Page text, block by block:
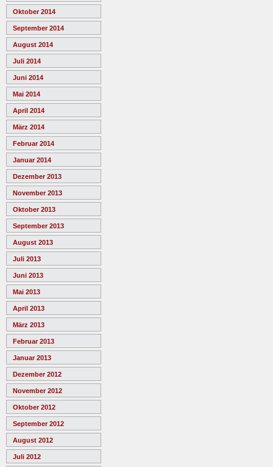
Oktober 2014
September 2014
August 2014
Juli 2014
Juni 2014
Mai 2014
April 2014
März 2014
Februar 2014
Januar 2014
Dezember 2013
November 2013
Oktober 2013
September 2013
August 2013
Juli 2013
Juni 2013
Mai 2013
April 2013
März 2013
Februar 2013
Januar 2013
Dezember 2012
November 2012
Oktober 2012
September 2012
August 2012
Juli 2012